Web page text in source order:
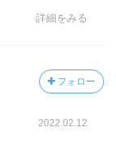
メージでやる。
詳細をみる
フォロー
2022.02.12